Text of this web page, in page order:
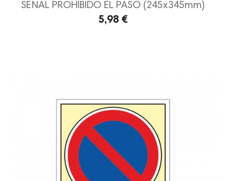
SEÑAL PROHIBIDO EL PASO (245x345mm)
5,98 €